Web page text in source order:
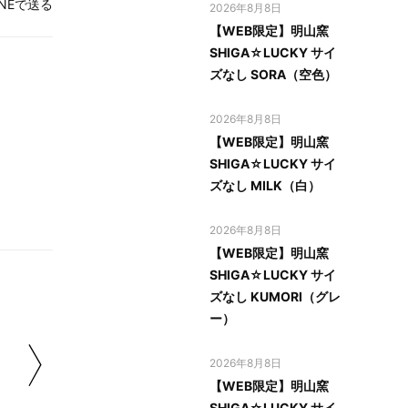
で送る 2026年8月8日
【WEB限定】明山窯
SHIGA☆LUCKY サイ
ズなし SORA（空色）
2026年8月8日
【WEB限定】明山窯
SHIGA☆LUCKY サイ
ズなし MILK（白）
2026年8月8日
【WEB限定】明山窯
SHIGA☆LUCKY サイ
ズなし KUMORI（グレ
ー）
2026年8月8日
【WEB限定】明山窯